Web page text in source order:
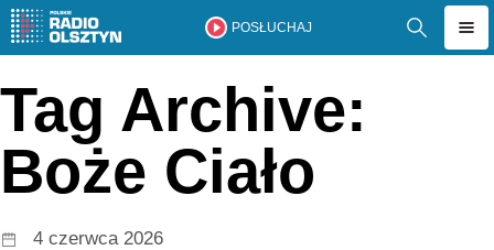
POSŁUCHAJ
Tag Archive:
Boże Ciało
4 czerwca 2026